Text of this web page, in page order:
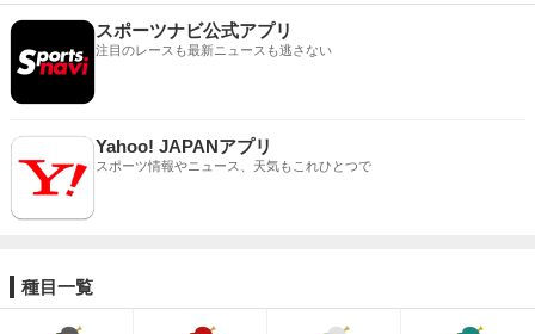
スポーツナビ公式アプリ
注目のレースも最新ニュースも逃さない
Yahoo! JAPANアプリ
スポーツ情報やニュース、天気もこれひとつで
種目一覧